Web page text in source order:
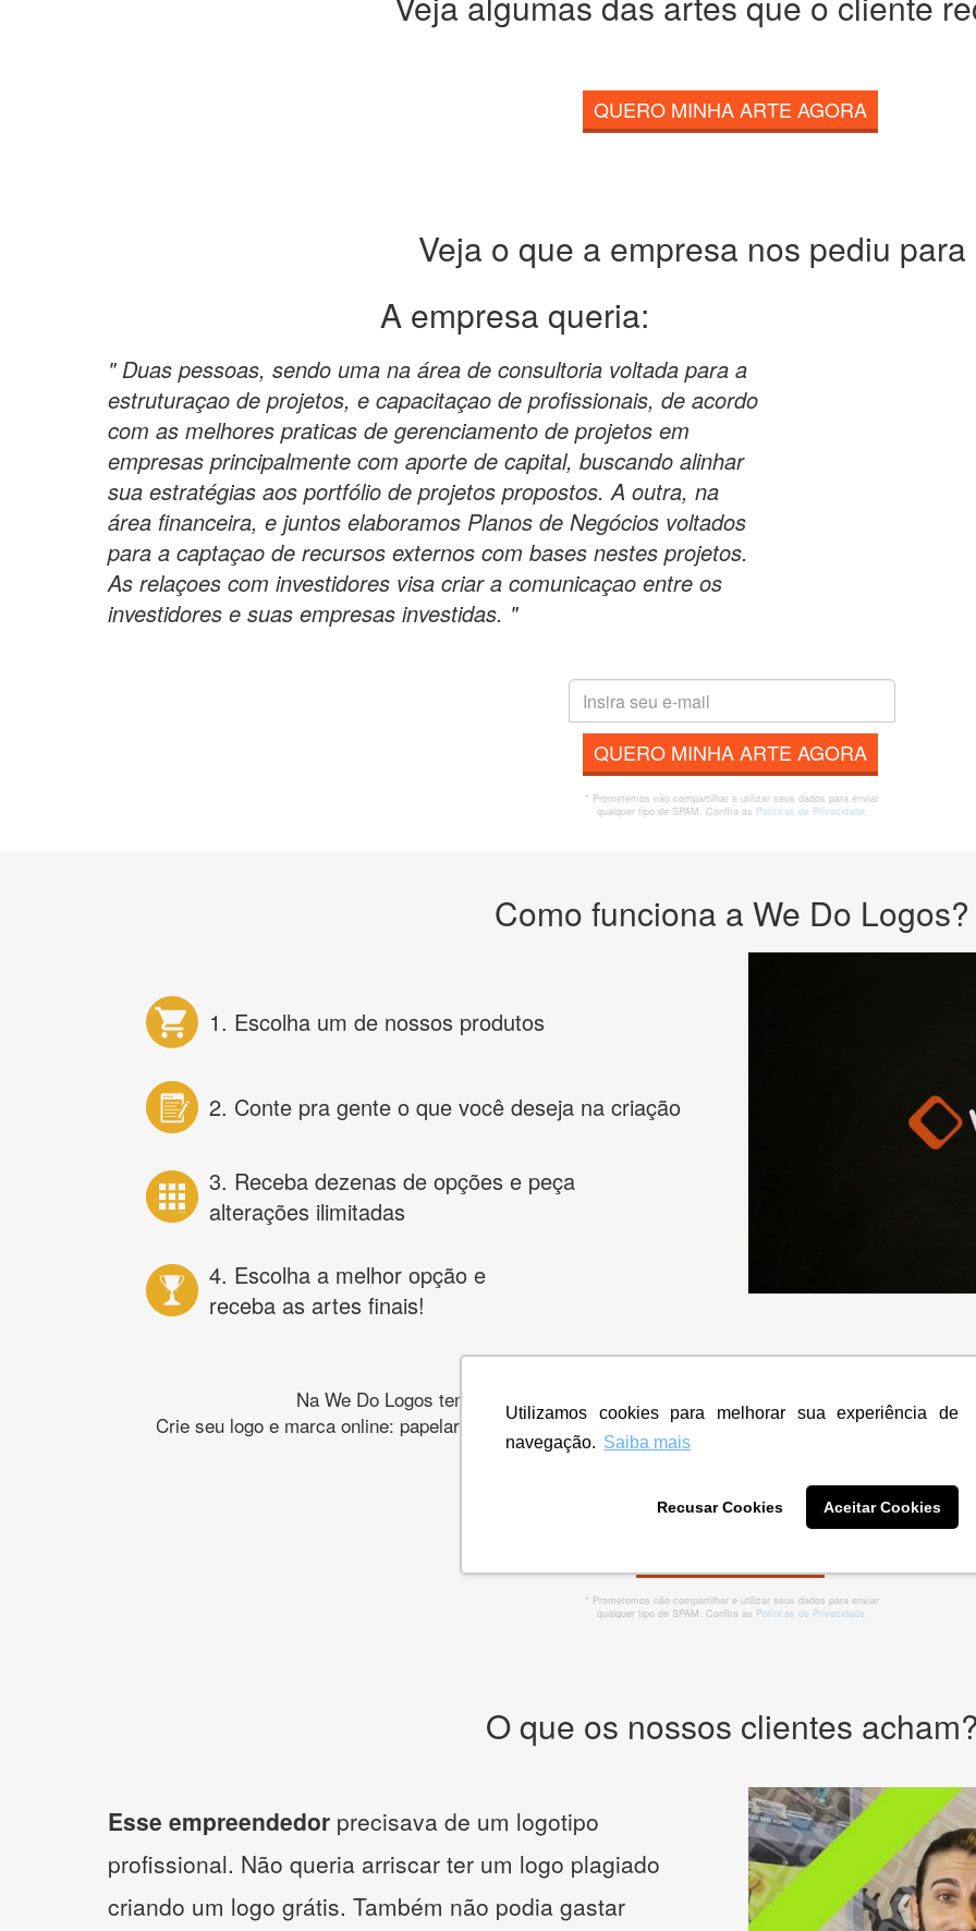
Utilizamos cookies para melhorar sua experiência de
navegação. Saiba mais
Recusar Cookies Aceitar Cookies
QUERO MINHA ARTE AGORA
Veja o que a empresa nos pediu para
A empresa queria:
" Duas pessoas, sendo uma na área de consultoria voltada para a
estruturaçao de projetos, e capacitaçao de profissionais, de acordo
com as melhores praticas de gerenciamento de projetos em
empresas principalmente com aporte de capital, buscando alinhar
sua estratégias aos portfólio de projetos propostos. A outra, na
área financeira, e juntos elaboramos Planos de Negócios voltados
para a captaçao de recursos externos com bases nestes projetos.
As relaçoes com investidores visa criar a comunicaçao entre os
investidores e suas empresas investidas. "
QUERO MINHA ARTE AGORA
* Prometemos não compartilhar e utilizar seus dados para enviar
qualquer tipo de SPAM. Confira as Políticas de Privacidade.
Como funciona a We Do Logos?
1. Escolha um de nossos produtos
2. Conte pra gente o que você deseja na criação
3. Receba dezenas de opções e peça
alterações ilimitadas
4. Escolha a melhor opção e
receba as artes finais!
Na We Do Logos temos os melhores designers de logotipos online para criar a
Crie seu logo e marca online: papelaria, banner, cartão de visita, folder, flyer, website e muito
* Prometemos não compartilhar e utilizar seus dados para enviar
qualquer tipo de SPAM. Confira as Políticas de Privacidade.
O que os nossos clientes
Esse empreendedor precisava de um logotipo
profissional. Não queria arriscar ter um logo plagiado
criando um logo grátis. Também não podia gastar